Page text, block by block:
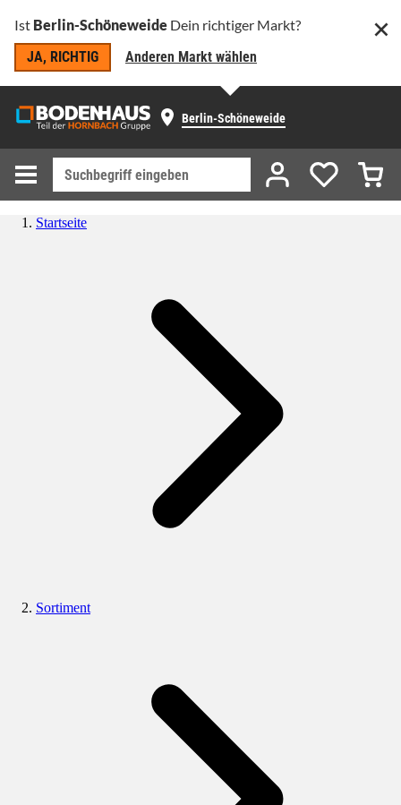
Ist Berlin-Schöneweide Dein richtiger Markt?
JA, RICHTIG
Anderen Markt wählen
Berlin-Schöneweide
Startseite
Sortiment